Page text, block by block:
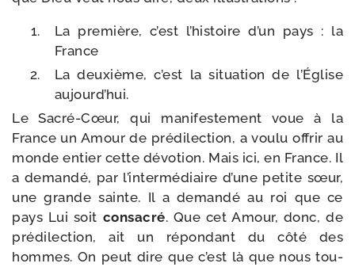
La pre­mière, c’est l’histoire d’un pays : la
France
La deuxième, c’est la situa­tion de l’Église
aujourd’hui.
Le Sacré-​Cœur, qui mani­fes­te­ment voue à la
France un Amour de pré­di­lec­tion, a vou­lu offrir au
monde entier cette dévo­tion. Mais ici, en France. Il
a deman­dé, par l’intermédiaire d’une petite sœur,
une grande sainte. Il a deman­dé au roi que ce
pays Lui soit consa­cré. Que cet Amour, donc, de
pré­di­lec­tion, ait un répon­dant du côté des
hommes. On peut dire que c’est là que nous tou­